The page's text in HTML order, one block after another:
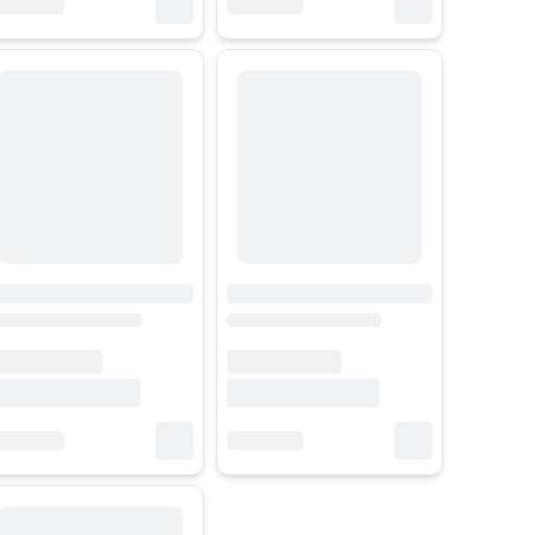
việc và giải trí. Đây là giải pháp tối ưu cho người thường xuyên di